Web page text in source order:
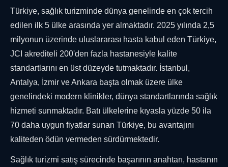
Türkiye, sağlık turizminde dünya genelinde en çok tercih
edilen ilk 5 ülke arasında yer almaktadır. 2025 yılında 2,5
milyonun üzerinde uluslararası hasta kabul eden Türkiye,
JCI akrediteli 200'den fazla hastanesiyle kalite
standartlarını en üst düzeyde tutmaktadır. İstanbul,
Antalya, İzmir ve Ankara başta olmak üzere ülke
genelindeki modern klinikler, dünya standartlarında sağlık
hizmeti sunmaktadır. Batı ülkelerine kıyasla yüzde 50 ila
70 daha uygun fiyatlar sunan Türkiye, bu avantajını
kaliteden ödün vermeden sürdürmektedir.
Sağlık turizmi satış sürecinde başarının anahtarı, hastanın